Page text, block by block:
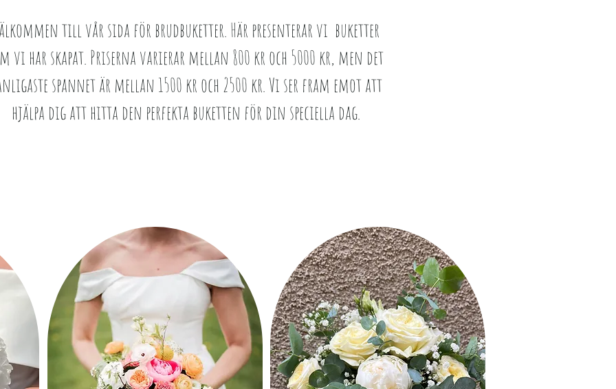
till vår sida för brudbuketter. Här presenterar vi buketter
vi har skapat. Priserna varierar mellan 800 kr och 5000 kr, men det
spannet är mellan 1500 kr och 2500 kr. Vi ser fram emot att
hjälpa dig att hitta den perfekta buketten för din speciella dag.